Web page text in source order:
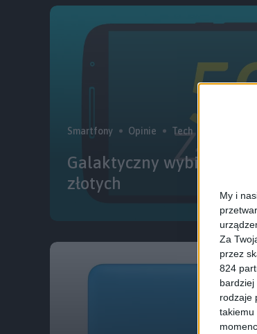
My i
Za
przez
824
bardziej
rodzaje
takiemu
Smartfony Opinie Tech
Galaktyczny wybiera:
złotych